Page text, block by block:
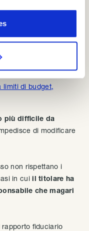
imprese
limiti di budget,
più difficile da
di modificare
non rispettano i
in cuiil titolare ha
che magari
fiduciario